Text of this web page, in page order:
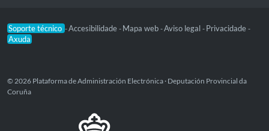
Soporte técnico -Accesibilidade - Mapa web -Aviso legal - Privacidade -
Axuda
© 2026 Plataforma de Administración Electrónica · Deputación Provincial da
Coruña